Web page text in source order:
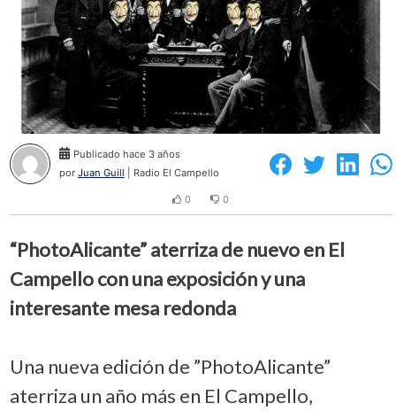
Publicado hace 3 años
por Juan Guill | Radio El Campello
0 0
“PhotoAlicante” aterriza de nuevo en El
Campello con una exposición y una
interesante mesa redonda
Una nueva edición de ”PhotoAlicante”
aterriza un año más en El Campello,